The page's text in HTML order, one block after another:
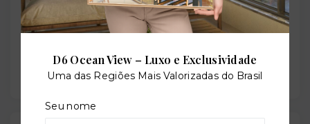
Salão de festas
D6 Ocean View – Luxo e Exclusividade
Uma das Regiões Mais Valorizadas do Brasil
Seu nome